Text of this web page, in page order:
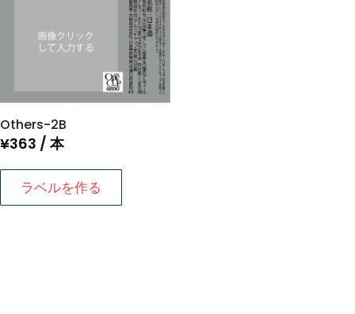
Others-2B
¥363 / 本
ラベルを作る